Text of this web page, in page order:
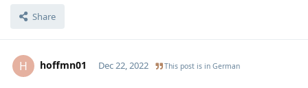
Share
H hoffmn01 Dec 22, 2022 This post is in German